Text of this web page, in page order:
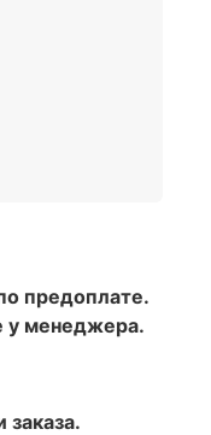
предоплате.
у менеджера.